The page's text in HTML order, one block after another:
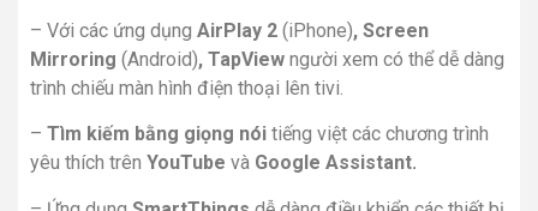
– Với các ứng dụng AirPlay 2 (iPhone), Screen
Mirroring (Android), TapView người xem có thể dễ dàng
trình chiếu màn hình điện thoại lên tivi.
– Tìm kiếm bằng giọng nói tiếng việt các chương trình
yêu thích trên YouTube và Google Assistant.